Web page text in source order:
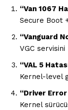
“Van 1067
Secure Boot
“Vanguard
VGC
“VAL 5
Kernel-level
“Driver
Kernel